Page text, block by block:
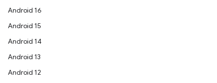
Android 16
Android 15
Android 14
Android 13
Android 12